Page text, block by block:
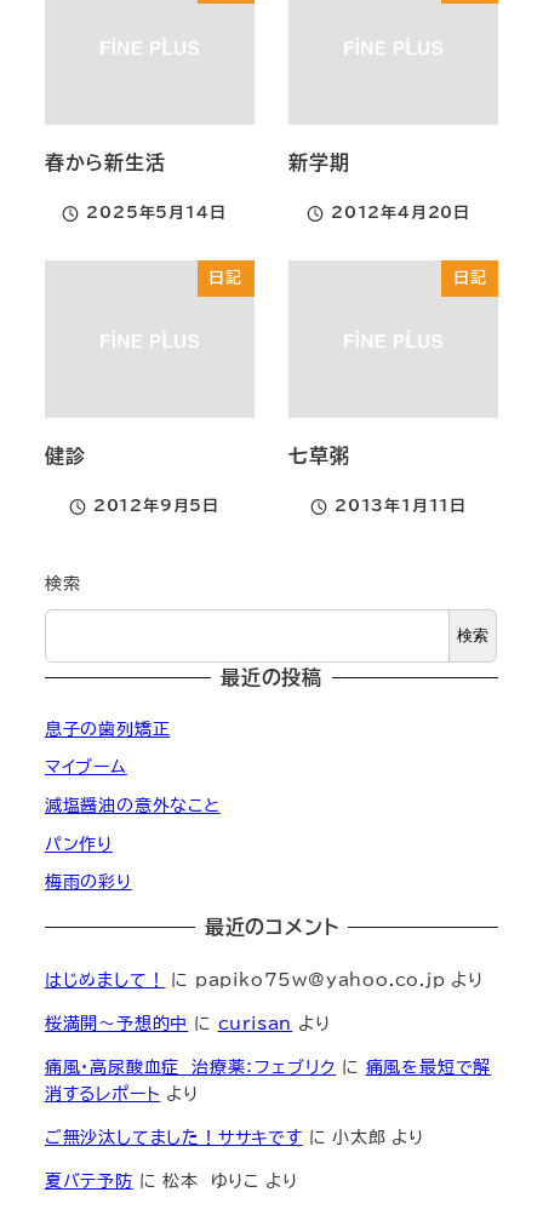
春から新生活
投稿日
2025年5月14日
新学期
投稿日
2012年4月20日
日記
健診
投稿日
2012年9月5日
日記
七草粥
投稿日
2013年1月11日
検索
検索
最近の投稿
息子の歯列矯正
マイブーム
減塩醤油の意外なこと
パン作り
梅雨の彩り
最近のコメント
はじめまして！ に papiko75w@yahoo.co.jp より
桜満開～予想的中 に curisan より
痛風・高尿酸血症 治療薬：フェブリク に 痛風を最短で解
消するレポート より
ご無沙汰してました！ササキです に小太郎 より
夏バテ予防 に松本 ゆりこ より